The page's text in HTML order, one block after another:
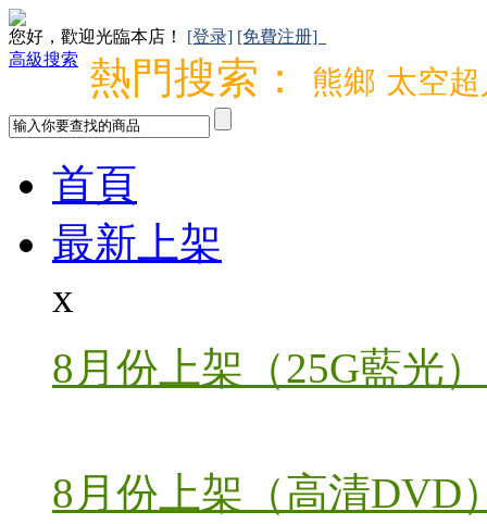
您好，歡迎光臨本店！ [登录] [免費注册]
高級搜索
熱門搜索： 熊鄉 太空
首頁
最新上架
x
8月份上架（25G藍光）
8月份上架（高清DVD